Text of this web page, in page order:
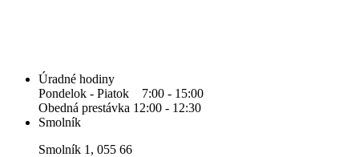
Úradné hodiny
Pondelok - Piatok 7:00 - 15:00
Obedná prestávka 12:00 - 12:30
Smolník
Smolník 1, 055 66